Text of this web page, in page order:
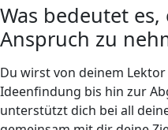
Was bedeutet
Anspruch zu
Du wirst von deinem
Ideenfindung bis hin zur
unterstützt dich bei all